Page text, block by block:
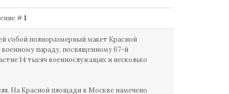
#1
собой полноразмерный макет Красной
параду, посвященному 67-й
14 тысяч военнослужащих и несколько
На Красной площади в Москве намечено